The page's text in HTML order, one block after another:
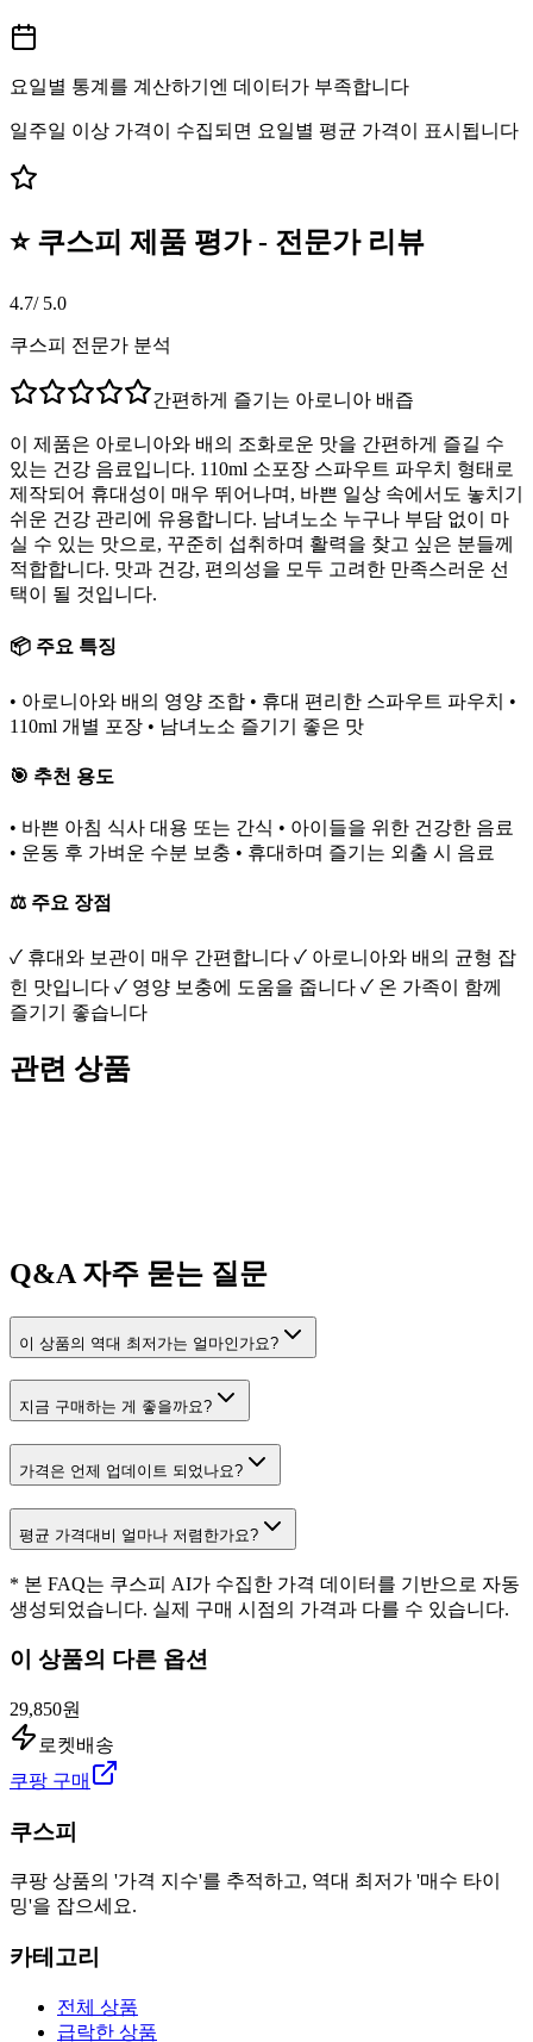
요일별 통계를 계산하기엔 데이터가 부족합니다
일주일 이상 가격이 수집되면 요일별 평균 가격이 표시됩니다
⭐ 쿠스피 제품 평가 - 전문가 리뷰
4.7/ 5.0
쿠스피 전문가 분석
간편하게 즐기는 아로니아 배즙
이 제품은 아로니아와 배의 조화로운 맛을 간편하게 즐길 수
있는 건강 음료입니다. 110ml 소포장 스파우트 파우치 형태로
제작되어 휴대성이 매우 뛰어나며, 바쁜 일상 속에서도 놓치기
쉬운 건강 관리에 유용합니다. 남녀노소 누구나 부담 없이 마
실 수 있는 맛으로, 꾸준히 섭취하며 활력을 찾고 싶은 분들께
적합합니다. 맛과 건강, 편의성을 모두 고려한 만족스러운 선
택이 될 것입니다.
📦 주요 특징
• 아로니아와 배의 영양 조합 • 휴대 편리한 스파우트 파우치 •
110ml 개별 포장 • 남녀노소 즐기기 좋은 맛
🎯 추천 용도
• 바쁜 아침 식사 대용 또는 간식 • 아이들을 위한 건강한 음료
• 운동 후 가벼운 수분 보충 • 휴대하며 즐기는 외출 시 음료
⚖️ 주요 장점
✓ 휴대와 보관이 매우 간편합니다 ✓ 아로니아와 배의 균형 잡
힌 맛입니다 ✓ 영양 보충에 도움을 줍니다 ✓ 온 가족이 함께
즐기기 좋습니다
관련 상품
Q&A 자주 묻는 질문
이 상품의 역대 최저가는 얼마인가요?
지금 구매하는 게 좋을까요?
가격은 언제 업데이트 되었나요?
평균 가격대비 얼마나 저렴한가요?
* 본 FAQ는 쿠스피 AI가 수집한 가격 데이터를 기반으로 자동
생성되었습니다. 실제 구매 시점의 가격과 다를 수 있습니다.
이 상품의 다른 옵션
29,850원
로켓배송
쿠팡 구매
쿠스피
쿠팡 상품의 '가격 지수'를 추적하고, 역대 최저가 '매수 타이
밍'을 잡으세요.
카테고리
전체 상품
급락한 상품